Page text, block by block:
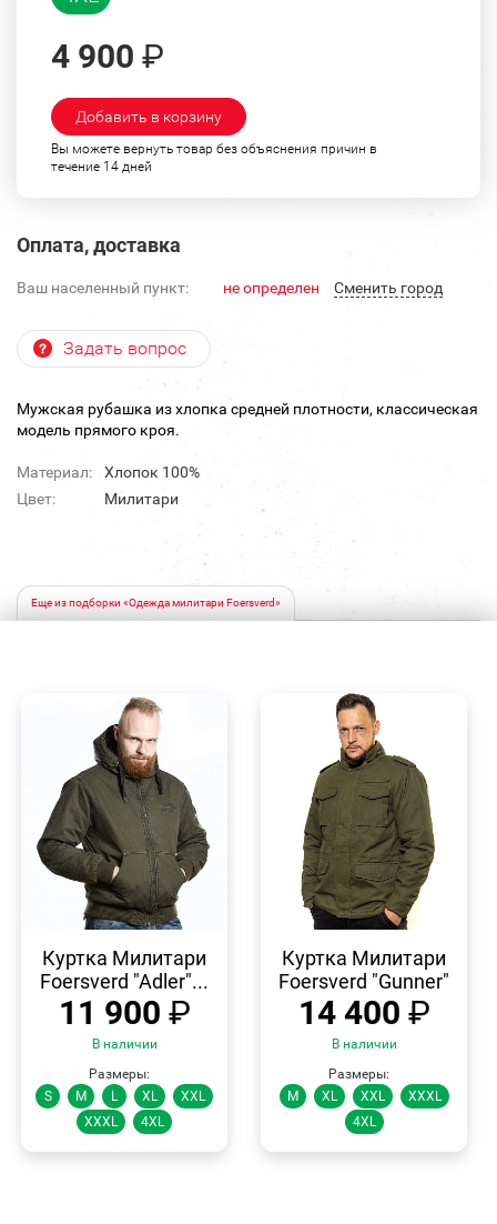
4 900 ₽
Добавить в корзину
Вы можете вернуть товар без объяснения причин в
течение 14 дней
Оплата, доставка
Ваш населенный пункт: не определен Cменить город
Задать вопрос
Мужская рубашка из хлопка средней плотности, классическая
модель прямого кроя.
Материал:
Хлопок 100%
Цвет:
Милитари
Еще из подборки «Одежда милитари Foersverd»
ПРОСМОТР
Куртка Милитари
Foersverd "Adler"...
11 900 ₽
В наличии
Размеры:
S
M L XL
XXL
XXXL
4XL
ПРОСМОТР
Куртка Милитари
Foersverd "Gunner"
14 400 ₽
В наличии
Размеры:
M
XL XXL
XXXL
4XL